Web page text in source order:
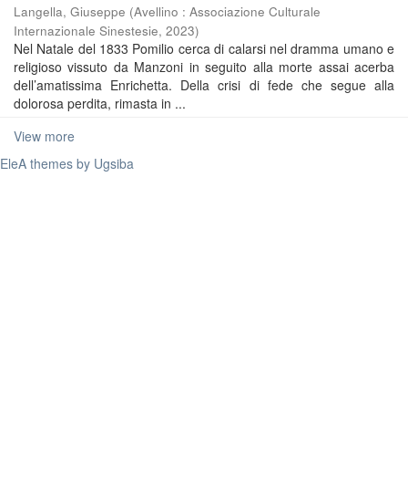
Langella, Giuseppe (Avellino : Associazione Culturale
Internazionale Sinestesie, 2023)
Nel Natale del 1833 Pomilio cerca di calarsi nel dramma umano e
religioso vissuto da Manzoni in seguito alla morte assai acerba
dell’amatissima Enrichetta. Della crisi di fede che segue alla
dolorosa perdita, rimasta in ...
View more
EleA themes by Ugsiba